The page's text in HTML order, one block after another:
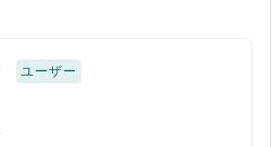
ユーザー